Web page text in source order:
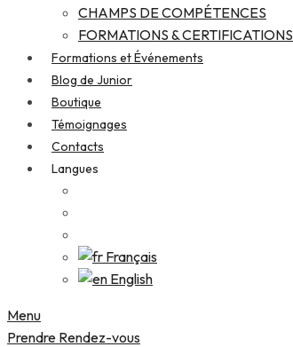
CHAMPS DE COMPÉTENCES
FORMATIONS & CERTIFICATIONS
Formations et Événements
Blog de Junior
Boutique
Témoignages
Contacts
Langues
Français
English
Menu
Prendre Rendez-vous